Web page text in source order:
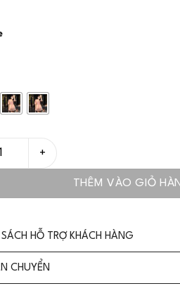
THÊM VÀO GIỎ
SÁCH HỖ TRỢ KHÁCH HÀNG
CHUYỂN